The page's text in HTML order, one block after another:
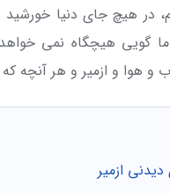
گویی هیچگاه نمی
و هوا و ازمیر و هر آنچه
ازمیر